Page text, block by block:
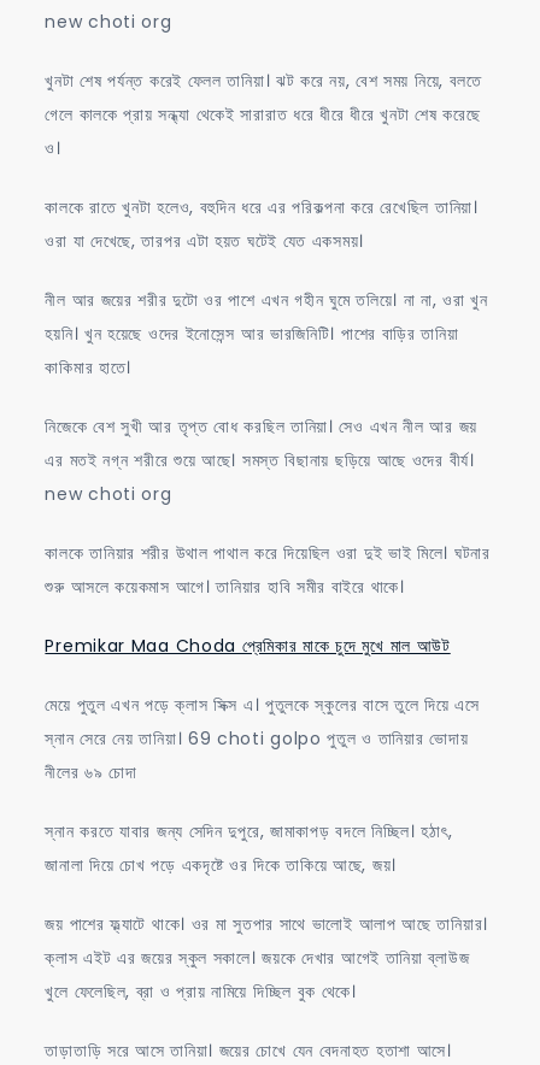
৬৯
চোদা
new choti org
খুনটা শেষ পর্যন্ত করেই ফেলল তানিয়া। ঝট করে নয়, বেশ সময় নিয়ে, বলতে
গেলে কালকে প্রায় সন্ধ্যা থেকেই সারারাত ধরে ধীরে ধীরে খুনটা শেষ করেছে
ও।
কালকে রাতে খুনটা হলেও, বহুদিন ধরে এর পরিকল্পনা করে রেখেছিল তানিয়া।
ওরা যা দেখেছে, তারপর এটা হয়ত ঘটেই যেত একসময়।
নীল আর জয়ের শরীর দুটো ওর পাশে এখন গহীন ঘুমে তলিয়ে। না না, ওরা খুন
হয়নি। খুন হয়েছে ওদের ইনোসেন্স আর ভারজিনিটি। পাশের বাড়ির তানিয়া
কাকিমার হাতে।
নিজেকে বেশ সুখী আর তৃপ্ত বোধ করছিল তানিয়া। সেও এখন নীল আর জয়
এর মতই নগ্ন শরীরে শুয়ে আছে। সমস্ত বিছানায় ছড়িয়ে আছে ওদের বীর্য।
new choti org
কালকে তানিয়ার শরীর উথাল পাথাল করে দিয়েছিল ওরা দুই ভাই মিলে। ঘটনার
শুরু আসলে কয়েকমাস আগে। তানিয়ার হাবি সমীর বাইরে থাকে।
Premikar Maa Choda প্রেমিকার মাকে চুদে মুখে মাল আউট
মেয়ে পুতুল এখন পড়ে ক্লাস সিক্স এ। পুতুলকে স্কুলের বাসে তুলে দিয়ে এসে
স্নান সেরে নেয় তানিয়া। 69 choti golpo পুতুল ও তানিয়ার ভোদায়
নীলের ৬৯ চোদা
স্নান করতে যাবার জন্য সেদিন দুপুরে, জামাকাপড় বদলে নিচ্ছিল। হঠাৎ,
জানালা দিয়ে চোখ পড়ে একদৃষ্টে ওর দিকে তাকিয়ে আছে, জয়।
জয় পাশের ফ্ল্যাটে থাকে। ওর মা সুতপার সাথে ভালোই আলাপ আছে তানিয়ার।
ক্লাস এইট এর জয়ের স্কুল সকালে। জয়কে দেখার আগেই তানিয়া ব্লাউজ
খুলে ফেলেছিল, ব্রা ও প্রায় নামিয়ে দিচ্ছিল বুক থেকে।
তাড়াতাড়ি সরে আসে তানিয়া। জয়ের চোখে যেন বেদনাহত হতাশা আসে।